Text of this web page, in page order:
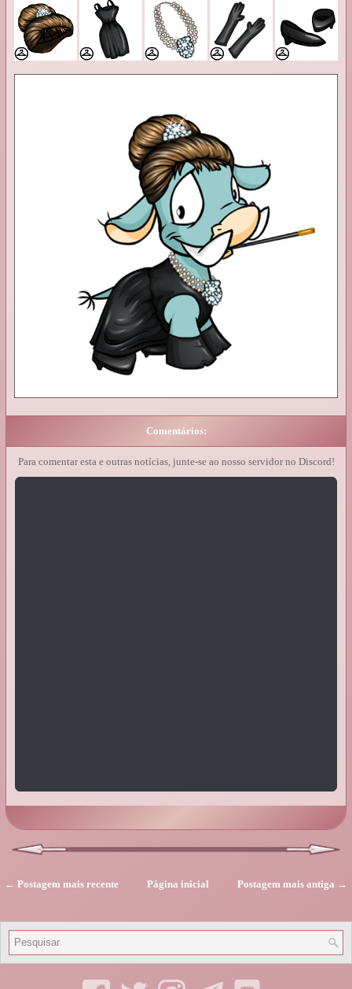
Comentários:
Para comentar esta e outras notícias, junte-se ao nosso servidor no Discord!
← Postagem mais recente Postagem mais antiga →
Página inicial